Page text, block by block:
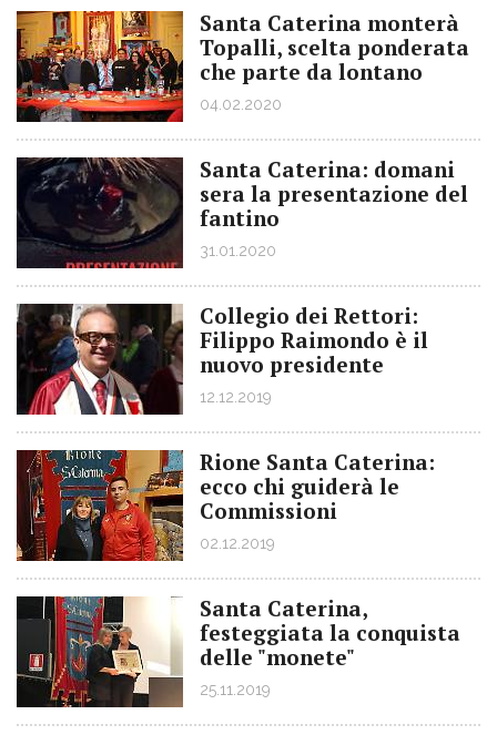
Santa Caterina monterà
Topalli, scelta ponderata
che parte da lontano
04.02.2020
Santa Caterina: domani
sera la presentazione del
fantino
31.01.2020
Collegio dei Rettori:
Filippo Raimondo è il
nuovo presidente
12.12.2019
Rione Santa Caterina:
ecco chi guiderà le
Commissioni
02.12.2019
Santa Caterina,
festeggiata la conquista
delle "monete"
25.11.2019